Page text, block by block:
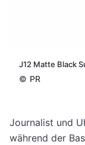
J12 Matte Black
© PR
Journalist und
während der